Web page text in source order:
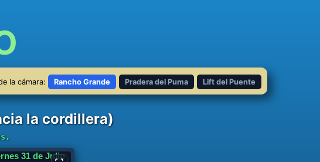
la cámara: Rancho Grande Pradera del Puma Lift del Puente
la cordillera)
3 de Agosto